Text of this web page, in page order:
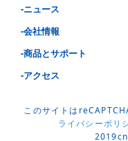
-ニュース
-会社情報
-商品とサポート
-アクセス
このサイトは
ライバシーポリ